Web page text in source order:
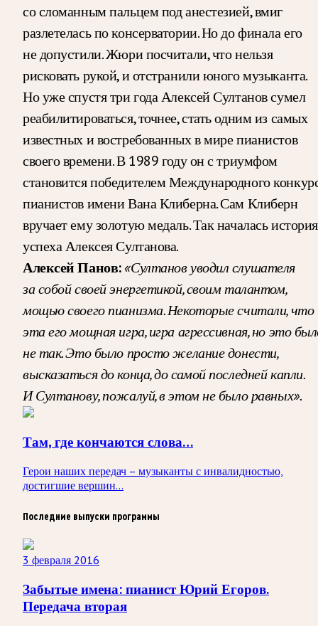
со сломанным пальцем под анестезией, вмиг
разлетелась по консерватории. Но до финала его
не допустили. Жюри посчитали, что нельзя
рисковать рукой, и отстранили юного музыканта.
Но уже спустя три года Алексей Султанов сумел
реабилитироваться, точнее, стать одним из самых
известных и востребованных в мире пианистов
своего времени. В 1989 году он с триумфом
становится победителем Международного
пианистов имени Вана Клиберна. Сам Клиберн
вручает ему золотую медаль. Так началась история
успеха Алексея Султанова.
Алексей Панов:«Султанов уводил слушателя
за собой своей энергетикой, своим талантом,
мощью своего пианизма. Некоторые считали, что
эта его мощная игра, игра агрессивная, но это
не так. Это было просто желание донести,
высказаться до конца, до самой последней капли.
И Султанову, пожалуй, в этом не было равных».
Там, где кончаются слова…
Герои наших передач – музыканты с инвалидностью,
достигшие вершин...
Последние выпуски программы
3 февраля 2016
Забытые имена: пианист Юрий Егоров.
Передача вторая